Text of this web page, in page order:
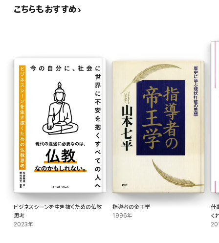
どんな企業も、時代の変化とともに変わらなければ生き残れません。
元銀行マン僧侶が挑むビジネスモデル変革とリブランディングから
マネジメントの基本と「常識を超えるマーケティング」が学べる1冊です。
こちらもおすすめ
ビジネスシーンを生き抜くための仏教
思考
2023年
指導者の帝王学
1996年
仕
く